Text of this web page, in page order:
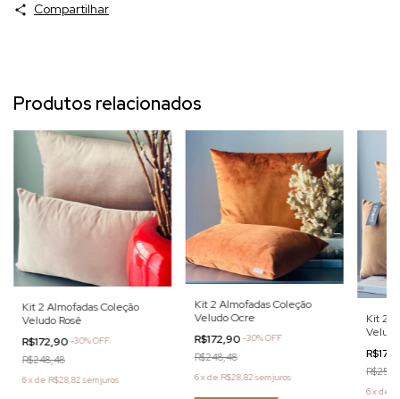
Compartilhar
Produtos relacionados
Kit 2 Almofadas Coleção
Veludo Rosê
R$172,90 -30%OFF
R$248,48
6xde R$28,82 sem juros
Kit 2 Almofadas Coleção
Veludo Ocre
R$172,90 -30%OFF
R$248,48
6xde R$28,82sem juros
Kit 2
6xde